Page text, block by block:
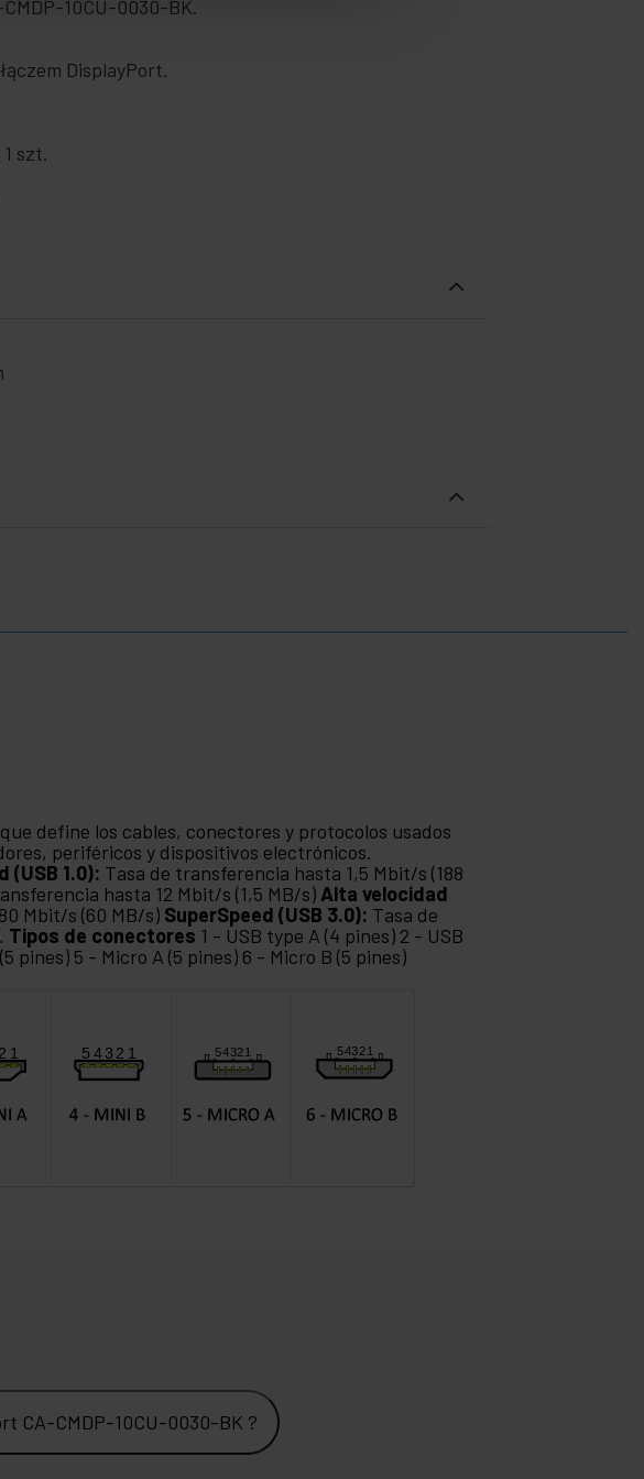
10CU-0030-BK.
DisplayPort.
szt.
define los cables, conectores y protocolos usados
periféricos y dispositivos electrónicos.
(USB 1.0): Tasa de transferencia hasta 1,5 Mbit/s (188
hasta 12 Mbit/s (1,5 MB/s) Alta velocidad
Mbit/s (60 MB/s) SuperSpeed (USB 3.0): Tasa de
Tipos de conectores 1 - USB type A (4 pines) 2 - USB
pines) 5 - Micro A (5 pines) 6 - Micro B (5 pines)
CA-CMDP-10CU-0030-BK ?